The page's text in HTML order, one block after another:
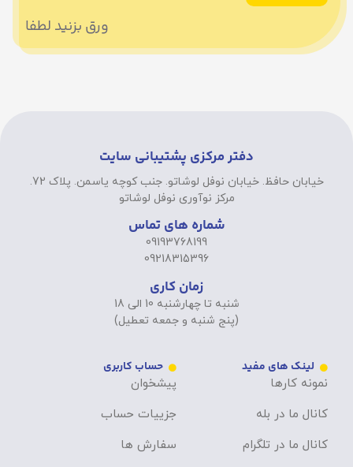
ورق بزنید لطفا
دفتر مرکزی پشتیبانی سایت
خیابان حافظ. خیابان نوفل لوشاتو. جنب کوچه یاسمن. پلاک 72.
مرکز نوآوری نوفل لوشاتو
شماره های تماس
09193768199
09218315396
زمان کاری
شنبه تا چهارشنبه 10 الی 18
(پنج شنبه و جمعه تعطیل)
لینک های مفید
نمونه کارها
کانال ما در بله
کانال ما در تلگرام
حساب کاربری
پیشخوان
جزییات حساب
سفارش ها